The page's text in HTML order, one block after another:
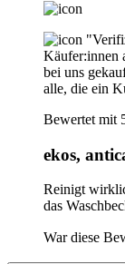
Käufer:innen
bei uns
alle, die ein
Bewertet mit
ekos,
Reinigt
das
War diese